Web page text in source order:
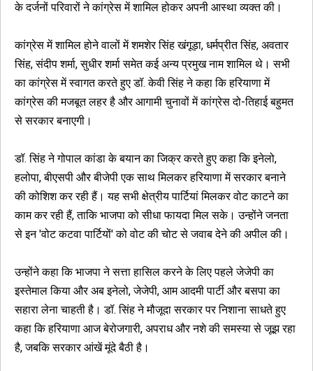
के दर्जनों परिवारों ने कांग्रेस में शामिल होकर अपनी आस्था व्यक्त की।
कांग्रेस में शामिल होने वालों में शमशेर सिंह खंगूड़ा, धर्मप्रीत सिंह, अवतार
सिंह, संदीप शर्मा, सुधीर शर्मा समेत कई अन्य प्रमुख नाम शामिल थे। सभी
का कांग्रेस में स्वागत करते हुए डॉ. केवी सिंह ने कहा कि हरियाणा में
कांग्रेस की मजबूत लहर है और आगामी चुनावों में कांग्रेस दो-तिहाई बहुमत
से सरकार बनाएगी।
डॉ. सिंह ने गोपाल कांडा के बयान का जिक्र करते हुए कहा कि इनेलो,
हलोपा, बीएसपी और बीजेपी एक साथ मिलकर हरियाणा में सरकार बनाने
की कोशिश कर रही हैं। यह सभी क्षेत्रीय पार्टियां मिलकर वोट काटने का
काम कर रही हैं, ताकि भाजपा को सीधा फायदा मिल सके। उन्होंने जनता
से इन 'वोट कटवा पार्टियों' को वोट की चोट से जवाब देने की अपील की।
उन्होंने कहा कि भाजपा ने सत्ता हासिल करने के लिए पहले जेजेपी का
इस्तेमाल किया और अब इनेलो, जेजेपी, आम आदमी पार्टी और बसपा का
सहारा लेना चाहती है। डॉ. सिंह ने मौजूदा सरकार पर निशाना साधते हुए
कहा कि हरियाणा आज बेरोजगारी, अपराध और नशे की समस्या से जूझ रहा
है, जबकि सरकार आंखें मूंदे बैठी है।